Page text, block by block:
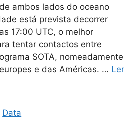
ambos lados do oceano
está prevista decorrer
17:00 UTC, o melhor
tentar contactos entre
SOTA, nomeadamente
e das Américas. … Ler
Data